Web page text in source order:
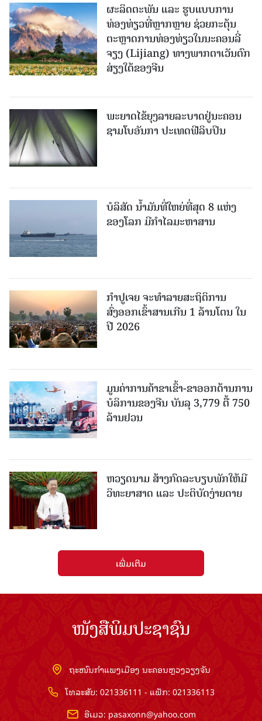
ຜະລິດຕະພັນ ແລະ ຮູບແບບການ
ທ່ອງທ່ຽວທີ່ຫຼາກຫຼາຍ ຊ່ວຍກະຕຸ້ນ
ຕະຫຼາດການທ່ອງທ່ຽວໃນນະຄອນລີ່
ຈຽງ (Lijiang) ທາງພາກຕາເວັນຕົກ
ສ່ຽງໃຕ້ຂອງຈີນ
ພະຍາດໄຂ້ຍຸງລາຍລະບາດຢູ່ນະຄອນ
ຊາມໂບ​ອັນກາ ປະເທດຟີລິບປິນ
ບໍລິສັດ ນ້ຳມັນທີ່ໃຫຍ່ທີ່ສຸດ 8 ແຫ່ງ
ຂອງໂລກ ມີກຳໄລມະຫາສານ
ກຳປູເຈຍ ຈະທຳລາຍສະຖິຕິການ
ສົ່ງອອກເຂົ້າສານເກີນ 1 ລ້ານໂຕນ ໃນ
ປີ 2026
ມູນຄ່າການຄ້າຂາເຂົ້າ-ຂາອອກດ້ານການ
ບໍລິການຂອງຈີນ ບັນລຸ 3,779 ຕື້ 750
ລ້ານຢວນ
ຫວຽດນາມ ສ້າງກົດລະບຽບພັກໃຫ້ມີ
ວິທະຍາສາດ ແລະ ປະຕິບັດງ່າຍດາຍ
ເພີ່ມເຕີມ
ໜັງສືພິມປະຊາຊົນ
ຖະໜົນກຳແພງເມືອງ ນະຄອນຫຼວງວຽງຈັນ
ໂທລະສັບ: 021336111 - ແຟັກ: 021336113
ອີເມວ: pasaxonn@yahoo.com